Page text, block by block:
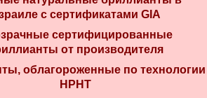
с сертификатами GIA
сертифицированные
от производителя
облагороженные по технологии
HPHT